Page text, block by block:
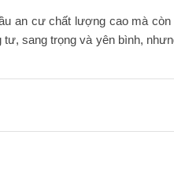
an cư chất lượng cao mà
sang trọng và yên bình,